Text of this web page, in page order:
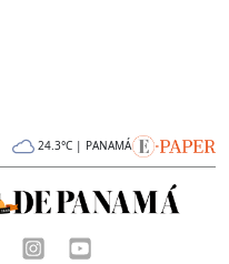
24.3°C | PANAMÁ